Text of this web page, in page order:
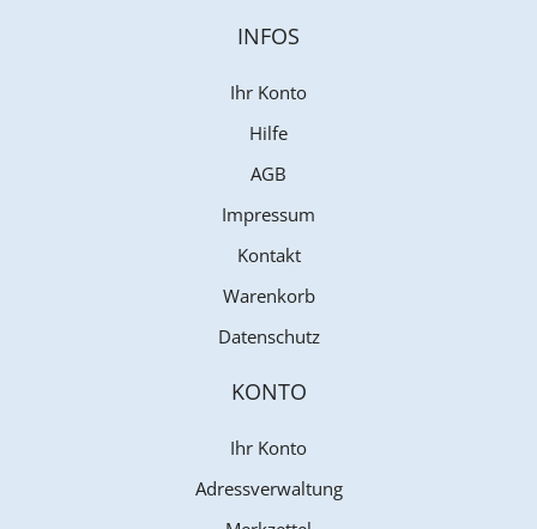
INFOS
Ihr Konto
Hilfe
AGB
Impressum
Kontakt
Warenkorb
Datenschutz
KONTO
Ihr Konto
Adressverwaltung